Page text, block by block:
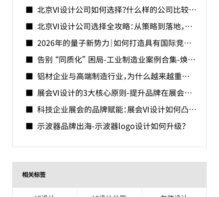
北京VI设计公司如何选择？什么样的公司比较好？
北京VI设计公司选择全攻略：从策略到落地，构建差异化品牌视觉体系
2026年的量子新势力｜如何打造具有国际竞争力的中国量子品牌？
告别 “同质化” 困局-工业制造业案例合集-焕识助力精密制造企业打造品牌形象
铝材企业与高端制造行业，为什么越来越重视 VI 设计？
展会VI设计的3大核心原则-提升品牌在展会中曝光量
科技企业展会的品牌赋能：展会VI设计如何凸显技术硬实力？
示波器品牌出海-示波器logo设计如何升级？
相关标签